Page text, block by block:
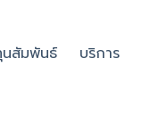
สัมพันธ์ บริการ